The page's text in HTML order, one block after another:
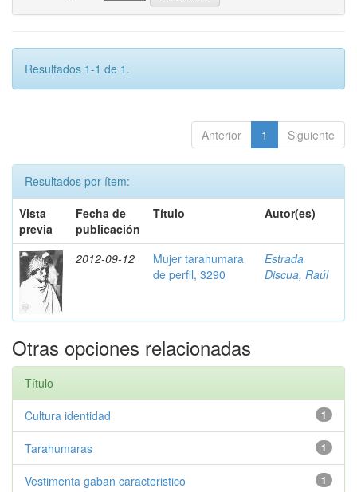
Resultados 1-1 de 1.
Anterior 1 Siguiente
Resultados por ítem:
Vista
previa
Fecha de
publicación
Título Autor(es)
2012-09-12
Mujer tarahumara
de perfil, 3290
Estrada
Discua, Raúl
Otras opciones relacionadas
Título
1
Cultura identidad
1
Tarahumaras
1
Vestimenta gaban caracteristico